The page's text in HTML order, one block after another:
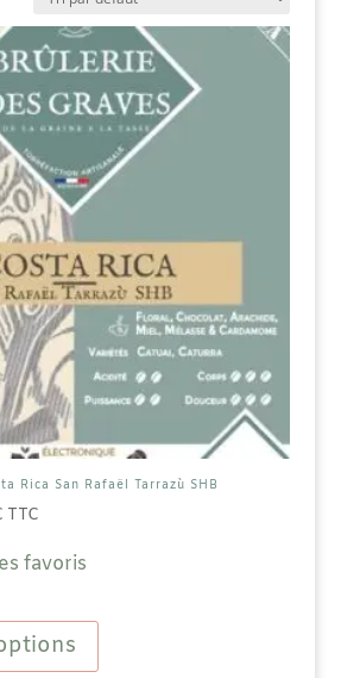
Rica San Rafaël Tarrazù SHB
Plage
prix :
à
51,70 €
TTC
favoris
produit
plusieurs